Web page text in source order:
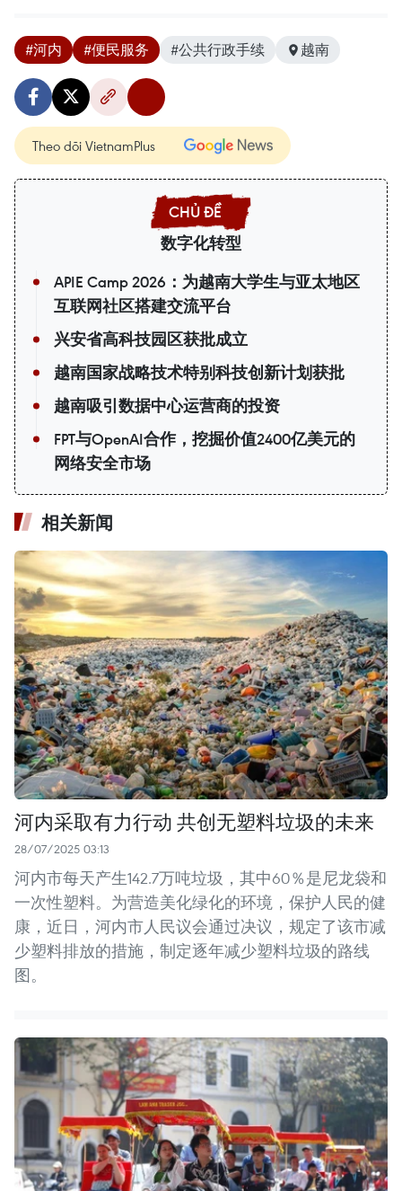
#河内 #便民服务 #公共行政手续 越南
Theo dõi VietnamPlus
数字化转型
APIE Camp 2026：为越南大学生与亚太地区
互联网社区搭建交流平台
兴安省高科技园区获批成立
越南国家战略技术特别科技创新计划获批
越南吸引数据中心运营商的投资
FPT与OpenAI合作，挖掘价值2400亿美元的
网络安全市场
相关新闻
河内采取有力行动 共创无塑料垃圾的未来
28/07/2025 03:13
河内市每天产生142.7万吨垃圾，其中60％是尼龙袋和
一次性塑料。为营造美化绿化的环境，保护人民的健
康，近日，河内市人民议会通过决议，规定了该市减
少塑料排放的措施，制定逐年减少塑料垃圾的路线
图。